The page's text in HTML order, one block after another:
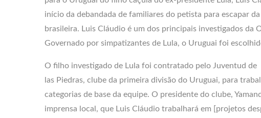
início da debandada de familiares do petista para escapar
brasileira. Luis Cláudio é um dos principais investigados da
Governado por simpatizantes de Lula, o Uruguai foi
O filho investigado de Lula foi contratado pelo Juventud de
las Piedras, clube da primeira divisão do Uruguai, para
categorias de base da equipe. O presidente do clube,
imprensa local, que Luis Cláudio trabalhará em [projetos